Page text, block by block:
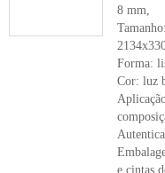
8 mm,
Forma:
Cor: luz
e cintas